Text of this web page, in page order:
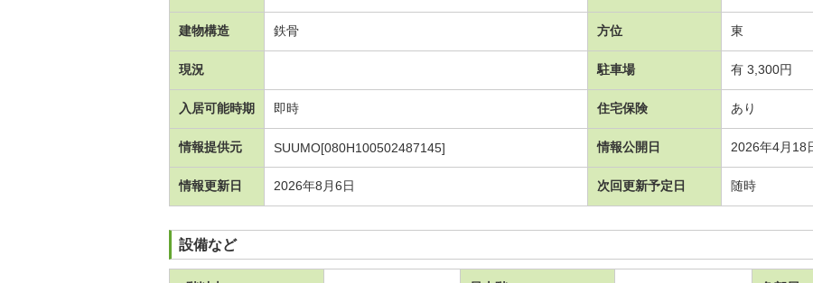
建物構造 鉄骨 方位 東
現況 駐車場 有 3,300円
入居可能時期 即時 住宅保険 あり
情報提供元 SUUMO[080H100502487145] 情報公開日 2026年4月18
情報更新日 2026年8月6日 次回更新予定日 随時
設備など